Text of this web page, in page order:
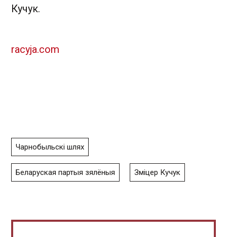
Кучук.
racyja.com
Чарнобыльскі шлях
Беларуская партыя зялёныя Зміцер Кучук